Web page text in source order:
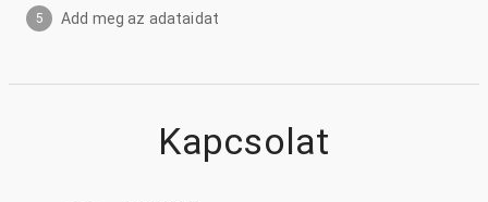
5 Add meg az adataidat
Kapcsolat